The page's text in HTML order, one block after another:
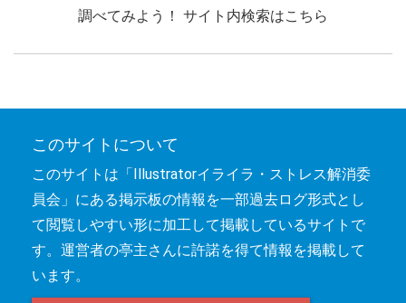
調べてみよう！ サイト内検索はこちら
このサイトについて
このサイトは「Illustratorイライラ・ストレス解消委
員会」にある掲示板の情報を一部過去ログ形式とし
て閲覧しやすい形に加工して掲載しているサイトで
す。運営者の亭主さんに許諾を得て情報を掲載して
います。